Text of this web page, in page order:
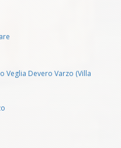
Veglia Devero Varzo (Villa